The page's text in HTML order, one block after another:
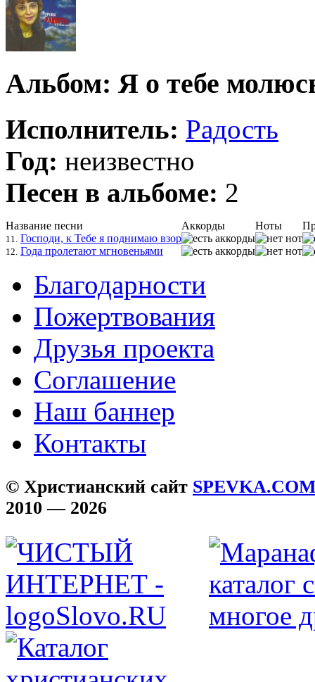
Альбом: Я о тебе
Исполнитель: Радость
Год: неизвестно
Песен в альбоме: 2
Название песни Аккорды Ноты
11. Господи, к Тебе я поднимаю взор
12. Года пролетают мгновеньями
Благодарности
Пожертвования
Друзья проекта
Соглашение
Наш баннер
Контакты
© Христианский сайт
2010 — 2026